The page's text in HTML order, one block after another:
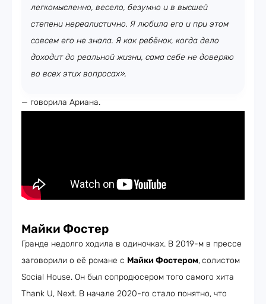
легкомысленно, весело, безумно и в высшей
степени нереалистично. Я любила его и при этом
совсем его не знала. Я как ребёнок, когда дело
доходит до реальной жизни, сама себе не доверяю
во всех этих вопросах»,
— говорила Ариана.
Майки Фостер
Гранде недолго ходила в одиночках. В 2019-м в прессе
заговорили о её романе с Майки Фостером,солистом
Social House. Он был сопродюсером того самого хита
Thank U, Next. В начале 2020-го стало понятно, что